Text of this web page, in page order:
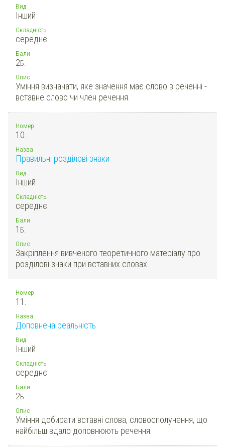
Вид
Інший
Складність
середнє
Бали
2Б.
Опис
Уміння визначати, яке значення має слово в реченні -
вставне слово чи член речення.
Номер
10.
Назва
Правильні розділові знаки
Вид
Інший
Складність
середнє
Бали
1 Б.
Опис
Закріплення вивченого теоретичного матеріалу про
розділові знаки при вставних словах.
Номер
11.
Назва
Доповнена реальність
Вид
Інший
Складність
середнє
Бали
2Б.
Опис
Уміння добирати вставні слова, словосполучення, що
найбільш вдало доповнюють речення.